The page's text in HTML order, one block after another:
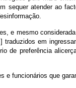
sequer atender ao
e mesmo
em
de preferência
e funcionários que